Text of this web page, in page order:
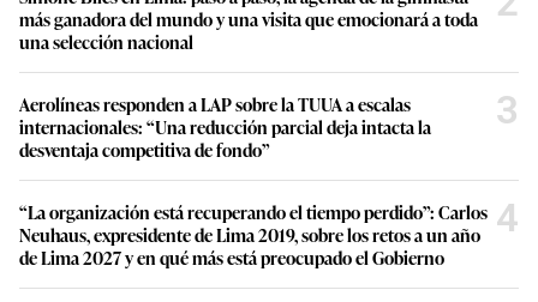
más ganadora del mundo y una visita que emocionará a toda
una selección nacional
Aerolíneas responden a LAP sobre la TUUA a escalas
internacionales: “Una reducción parcial deja intacta la
desventaja competitiva de fondo”
3
“La organización está recuperando el tiempo perdido”: Carlos
Neuhaus, expresidente de Lima 2019, sobre los retos a un año
de Lima 2027 y en qué más está preocupado el Gobierno
4